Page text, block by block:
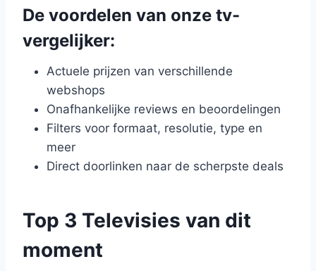
De voordelen van onze tv-
vergelijker:
Actuele prijzen van verschillende
webshops
Onafhankelijke reviews en beoordelingen
Filters voor formaat, resolutie, type en
meer
Direct doorlinken naar de scherpste deals
Top 3 Televisies van dit
moment